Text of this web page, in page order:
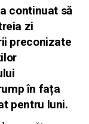
continuat să
zi
preconizate
în fața
pentru luni.